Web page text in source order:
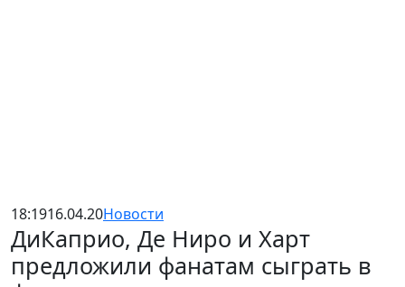
18:1916.04.20Новости
ДиКаприо, Де Ниро и Харт
предложили фанатам сыграть в